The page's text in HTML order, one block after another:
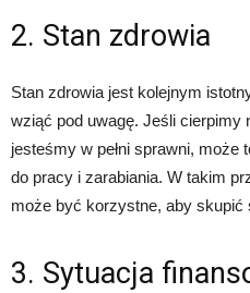
2. Stan zdrowia
Stan zdrowia jest kolejnym
wziąć pod uwagę. Jeśli cierpimy
jesteśmy w pełni sprawni, może
do pracy i zarabiania. W takim
może być korzystne, aby skupić
3. Sytuacja